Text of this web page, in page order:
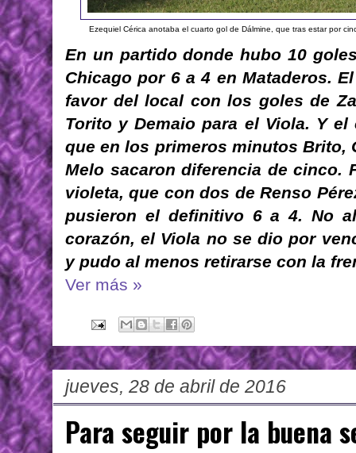
Ezequiel Cérica anotaba el cuarto gol de Dálmine, que tras estar por
En un partido donde hubo 10
Chicago por 6 a 4 en Mataderos.
favor del local con los goles de
Torito y Demaio para el Viola. Y
que en los primeros minutos Brito,
Melo sacaron diferencia de cinco.
violeta, que con dos de Renso
pusieron el definitivo 6 a 4. No
corazón, el Viola no se dio por
y pudo al menos retirarse con la
Ver más »
jueves, 28 de abril de 2016
Para seguir por la buena